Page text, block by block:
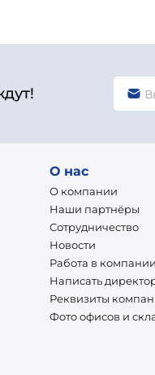
О нас
О компании
Наши партнёры
Сотрудничество
Новости
Работа в компании
Написать
Реквизиты
Фото офисов и